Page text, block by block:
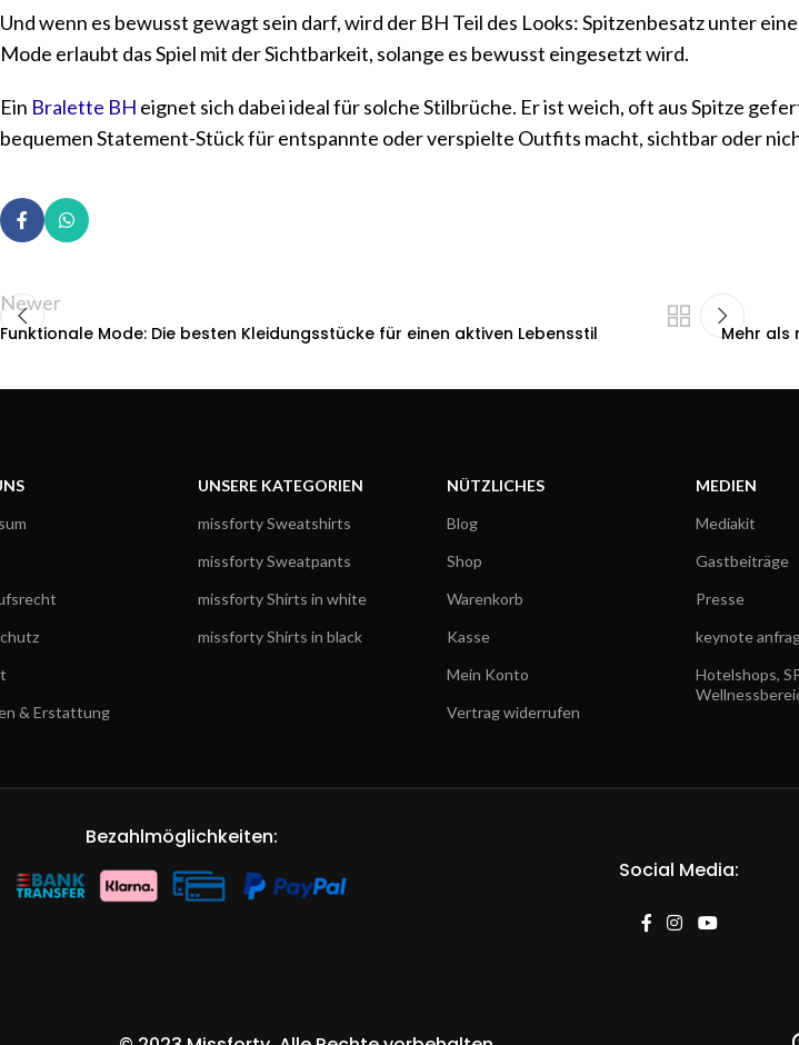
Und wenn es bewusst gewagt sein darf, wird der BH Teil des Looks: Spitzenbesatz unter
Mode erlaubt das Spiel mit der Sichtbarkeit, solange es bewusst eingesetzt wird.
Ein Bralette BH eignet sich dabei ideal für solche Stilbrüche. Er ist weich, oft aus Spitze
bequemen Statement-Stück für entspannte oder verspielte Outfits macht, sichtbar oder
Newer
Funktionale Mode: Die besten Kleidungsstücke für einen aktiven Lebensstil Mehr als
& Erstattung
UNSERE KATEGORIEN
missforty Sweatshirts
missforty Sweatpants
missforty Shirts in white
missforty Shirts in black
NÜTZLICHES
Blog
Shop
Warenkorb
Kasse
Mein Konto
Vertrag widerrufen
MEDIEN
Mediakit
Gastbeiträge
Presse
keynote
Hotelshops,
Bezahlmöglichkeiten:
Social Media: